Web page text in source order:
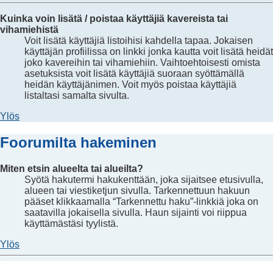
Kuinka voin lisätä / poistaa käyttäjiä kavereista tai
vihamiehistä
Voit lisätä käyttäjiä listoihisi kahdella tapaa. Jokaisen
käyttäjän profiilissa on linkki jonka kautta voit lisätä heidät
joko kavereihin tai vihamiehiin. Vaihtoehtoisesti omista
asetuksista voit lisätä käyttäjiä suoraan syöttämällä
heidän käyttäjänimen. Voit myös poistaa käyttäjiä
listaltasi samalta sivulta.
Ylös
Foorumilta hakeminen
Miten etsin alueelta tai alueilta?
Syötä hakutermi hakukenttään, joka sijaitsee etusivulla,
alueen tai viestiketjun sivulla. Tarkennettuun hakuun
pääset klikkaamalla “Tarkennettu haku”-linkkiä joka on
saatavilla jokaisella sivulla. Haun sijainti voi riippua
käyttämästäsi tyylistä.
Ylös